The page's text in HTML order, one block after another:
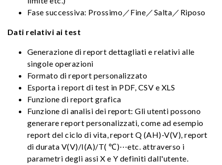
Fase successiva: Prossimo／Fine／Salta／Riposo
Dati relativi ai test
Generazione di report dettagliati e relativi alle
singole operazioni
Formato di report personalizzato
Esporta i report di test in PDF, CSV e XLS
Funzione di report grafica
Funzione di analisi dei report: Gli utenti possono
generare report personalizzati, come ad esempio
report del ciclo di vita, report Q (AH)-V(V), report
di durata V(V)/I(A)/T( ℃)⋯etc. attraverso i
parametri degli assi X e Y definiti dall'utente.